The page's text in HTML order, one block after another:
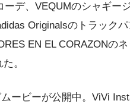
デ、VEQUMのシャギー
Originalsのトラック
EN EL CORAZONの
。
ービーが公開中。ViVi